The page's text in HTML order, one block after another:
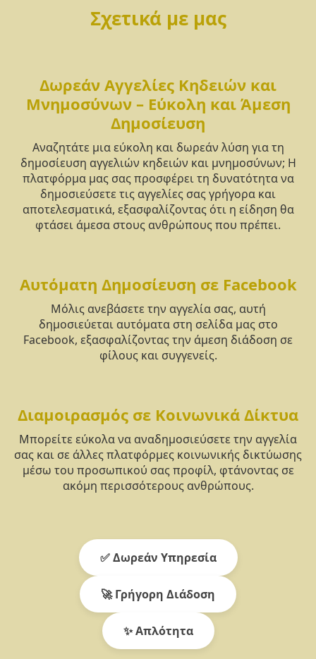
Σχετικά με μας
Δωρεάν Αγγελίες Κηδειών και
Μνημοσύνων – Εύκολη και Άμεση
Δημοσίευση
Αναζητάτε μια εύκολη και δωρεάν λύση για τη
δημοσίευση αγγελιών κηδειών και μνημοσύνων; Η
πλατφόρμα μας σας προσφέρει τη δυνατότητα να
δημοσιεύσετε τις αγγελίες σας γρήγορα και
αποτελεσματικά, εξασφαλίζοντας ότι η είδηση θα
φτάσει άμεσα στους ανθρώπους που πρέπει.
Αυτόματη Δημοσίευση σε Facebook
Μόλις ανεβάσετε την αγγελία σας, αυτή
δημοσιεύεται αυτόματα στη σελίδα μας στο
Facebook, εξασφαλίζοντας την άμεση διάδοση σε
φίλους και συγγενείς.
Διαμοιρασμός σε Κοινωνικά Δίκτυα
Μπορείτε εύκολα να αναδημοσιεύσετε την αγγελία
σας και σε άλλες πλατφόρμες κοινωνικής δικτύωσης
μέσω του προσωπικού σας προφίλ, φτάνοντας σε
ακόμη περισσότερους ανθρώπους.
✅ Δωρεάν Υπηρεσία
🚀 Γρήγορη Διάδοση
✨ Απλότητα